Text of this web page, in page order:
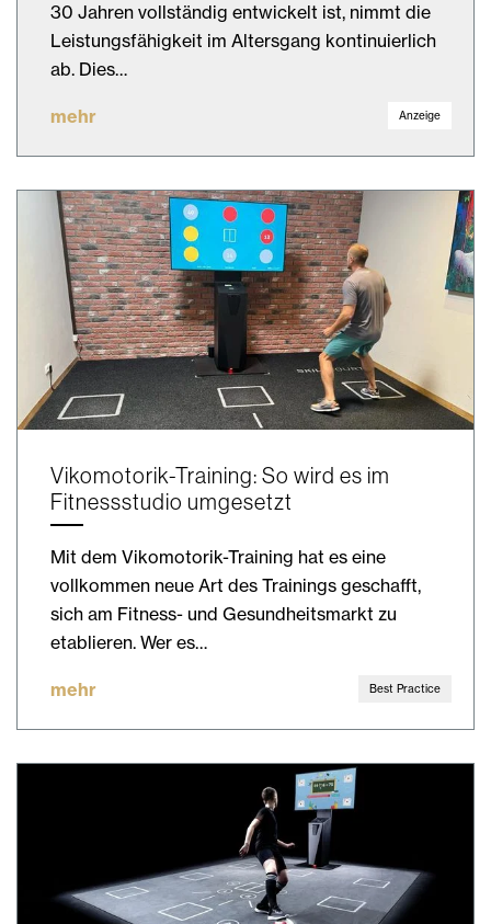
30 Jahren vollständig entwickelt ist, nimmt die
Leistungsfähigkeit im Altersgang kontinuierlich
ab. Dies…
mehr Anzeige
Vikomotorik-Training: So wird es im
Fitnessstudio umgesetzt
Mit dem Vikomotorik-Training hat es eine
vollkommen neue Art des Trainings geschafft,
sich am Fitness- und Gesundheitsmarkt zu
etablieren. Wer es…
mehr Best Practice